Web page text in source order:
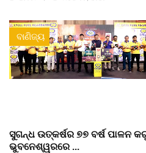
ବାଣିଜ୍ୟ
ସୁଗନ୍ଧ ଉତ୍କର୍ଷର ୭୭ ବର୍ଷ ପାଳନ
ଭୁବନେଶ୍ୱରରେ ...